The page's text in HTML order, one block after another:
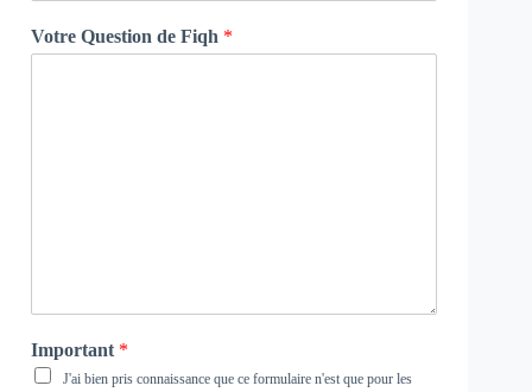
Votre Question de Fiqh *
Important *
J'ai bien pris connaissance que ce formulaire n'est que pour les